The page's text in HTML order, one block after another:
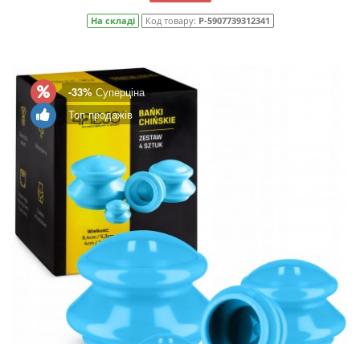
На складі Код товару: P-5907739312341
-33% Суперціна
Топ продажів